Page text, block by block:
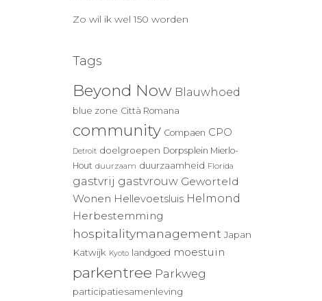
Zo wil ik wel 150 worden
Tags
Beyond Now Blauwhoed
blue zone Città Romana
community Compaen CPO
Detroit doelgroepen Dorpsplein Mierlo-
Hout duurzaam duurzaamheid Florida
gastvrij gastvrouw Geworteld
Wonen Hellevoetsluis Helmond
Herbestemming
hospitalitymanagement Japan
Katwijk Kyoto landgoed moestuin
parkentree Parkweg
participatiesamenleving